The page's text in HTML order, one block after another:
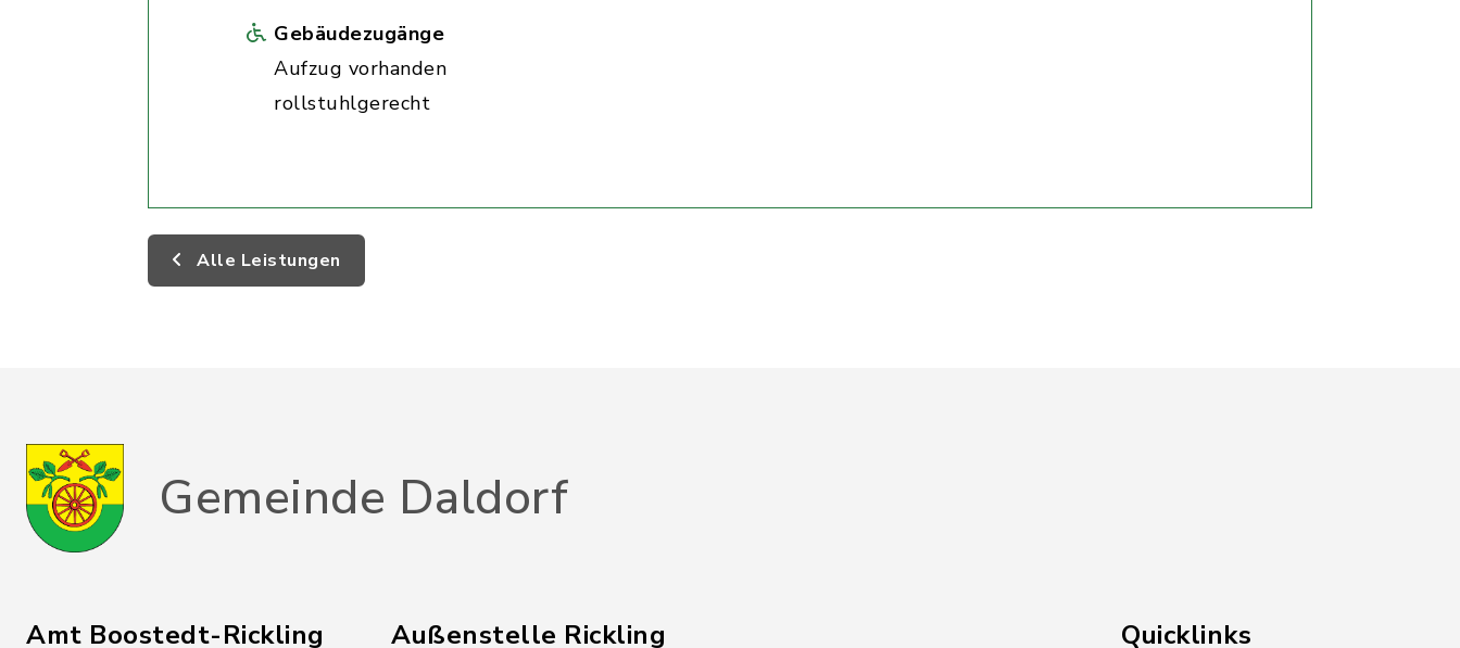
Gebäudezugänge
Aufzug vorhanden
rollstuhlgerecht
Alle Leistungen
Gemeinde Daldorf
Amt Boostedt-Rickling Außenstelle Rickling Quicklinks